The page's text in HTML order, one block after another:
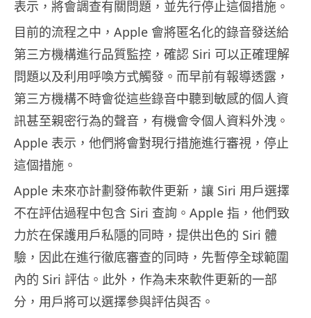
表示，將會調查有關問題，並先行停止這個措施。
目前的流程之中，Apple 會將匿名化的錄音發送給
第三方機構進行品質監控，確認 Siri 可以正確理解
問題以及利用呼喚方式觸發。而早前有報導透露，
第三方機構不時會從這些錄音中聽到敏感的個人資
訊甚至親密行為的聲音，有機會令個人資料外洩。
Apple 表示，他們將會對現行措施進行審視，停止
這個措施。
Apple 未來亦計劃發佈軟件更新，讓 Siri 用戶選擇
不在評估過程中包含 Siri 查詢。Apple 指，他們致
力於在保護用戶私隱的同時，提供出色的 Siri 體
驗，因此在進行徹底審查的同時，先暫停全球範圍
內的 Siri 評估。此外，作為未來軟件更新的一部
分，用戶將可以選擇參與評估與否。